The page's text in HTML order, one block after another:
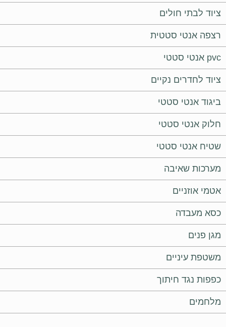
ציוד לבתי חולים
רצפה אנטי סטטית
pvc אנטי סטטי
ציוד לחדרים נקיים
ביגוד אנטי סטטי
חלוק אנטי סטטי
שטיח אנטי סטטי
מערכות שאיבה
אטמי אוזניים
כסא מעבדה
מגן פנים
משטפת עיניים
כפפות נגד חיתוך
מלחמים